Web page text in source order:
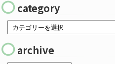
category
archive